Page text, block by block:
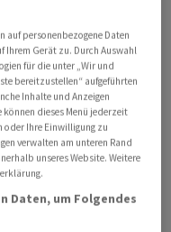
auf personenbezogene Daten
Ihrem Gerät zu. Durch Auswahl
für die unter „Wir und
bereitzustellen“ aufgeführten
Inhalte und Anzeigen
können dieses Menü jederzeit
oder Ihre Einwilligung zu
verwalten am unteren Rand
unseres Website. Weitere
Daten, um Folgendes